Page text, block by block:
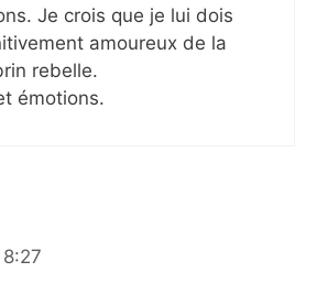
Je crois que je lui dois
amoureux de la
rebelle.
émotions.